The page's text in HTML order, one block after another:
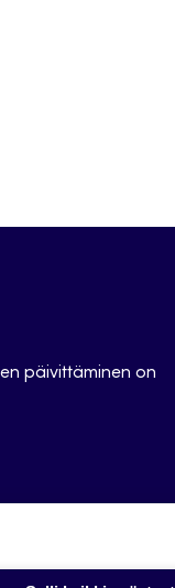
päivittäminen on